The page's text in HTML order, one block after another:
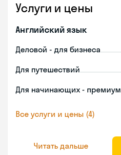
Услуги и цены
Английский язык
Деловой - для бизнеса
Для путешествий
Для начинающих - премиум
Все услуги и цены (4)
Читать дальше